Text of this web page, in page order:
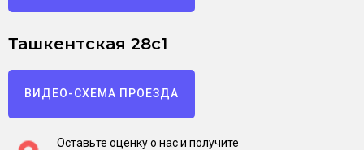
Ташкентская 28с1
ВИДЕО-СХЕМА ПРОЕЗДА
Оставьте оценку о нас и получите